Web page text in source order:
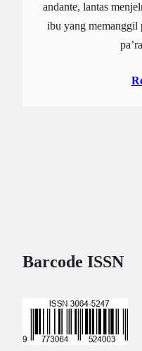
andante, lantas
ibu yang memanggil
Barcode ISSN